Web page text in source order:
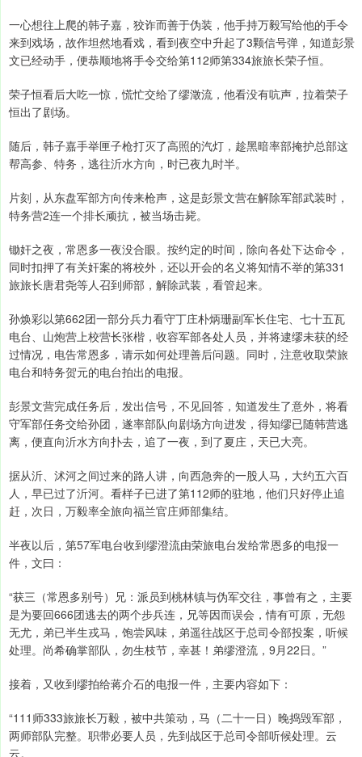
一心想往上爬的韩子嘉，狡诈而善于伪装，他手持万毅写给他的手令
来到戏场，故作坦然地看戏，看到夜空中升起了3颗信号弹，知道彭景
文已经动手，便恭顺地将手令交给第112师第334旅旅长荣子恒。
荣子恒看后大吃一惊，慌忙交给了缪澂流，他看没有吭声，拉着荣子
恒出了剧场。
随后，韩子嘉手举匣子枪打灭了高照的汽灯，趁黑暗率部掩护总部这
帮高参、特务，逃往沂水方向，时已夜九时半。
片刻，从东盘军部方向传来枪声，这是彭景文营在解除军部武装时，
特务营2连一个排长顽抗，被当场击毙。
锄奸之夜，常恩多一夜没合眼。按约定的时间，除向各处下达命令，
同时扣押了有关奸案的将校外，还以开会的名义将知情不举的第331
旅旅长唐君尧等人召到师部，解除武装，看管起来。
孙焕彩以第662团一部分兵力看守丁庄朴炳珊副军长住宅、七十五瓦
电台、山炮营上校营长张楷，收容军部各处人员，并将逮缪未获的经
过情况，电告常恩多，请示如何处理善后问题。同时，注意收取荣旅
电台和特务贺元的电台拍出的电报。
彭景文营完成任务后，发出信号，不见回答，知道发生了意外，将看
守军部任务交给孙团，遂率部队向剧场方向进发，得知缪已随韩营逃
离，便直向沂水方向扑去，追了一夜，到了夏庄，天已大亮。
据从沂、沭河之间过来的路人讲，向西急奔的一股人马，大约五六百
人，早已过了沂河。看样子已进了第112师的驻地，他们只好停止追
赶，次日，万毅率全旅向福兰官庄师部集结。
半夜以后，第57军电台收到缪澄流由荣旅电台发给常恩多的电报一
件，文曰：
“获三（常恩多别号）兄：派员到桃林镇与伪军交往，事曾有之，主要
是为要回666团逃去的两个步兵连，兄等因而误会，情有可原，无怨
无尤，弟已半生戎马，饱尝风味，弟遥往战区于总司令部投案，听候
处理。尚希确掌部队，勿生枝节，幸甚！弟缪澄流，9月22日。”
接着，又收到缪拍给蒋介石的电报一件，主要内容如下：
“111师333旅旅长万毅，被中共策动，马（二十一日）晚捣毁军部，
两师部队完整。职带必要人员，先到战区于总司令部听候处理。云
云。